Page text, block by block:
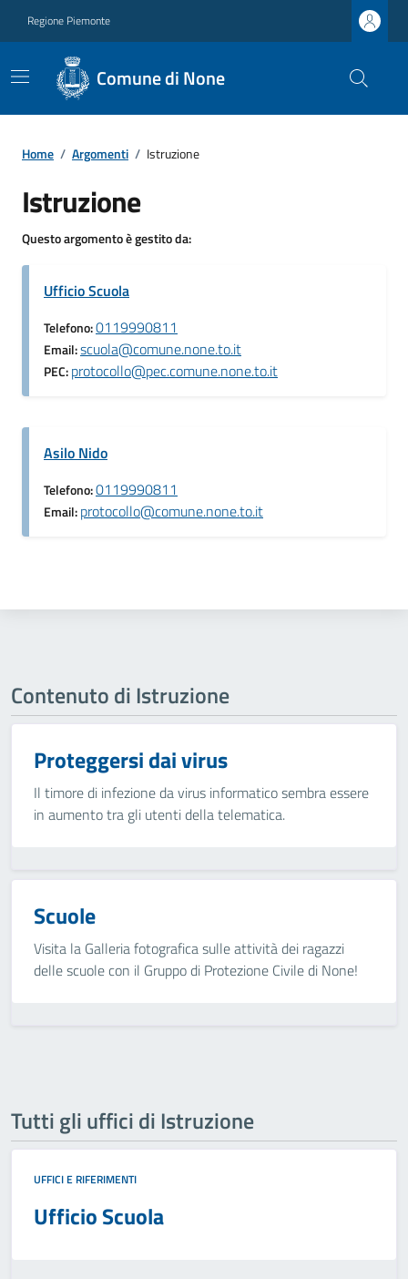
Regione Piemonte
Comune di None
Home / Argomenti / Istruzione
Istruzione
Questo argomento è gestito da:
Ufficio Scuola
Telefono:0119990811
Email:scuola@comune.none.to.it
PEC:protocollo@pec.comune.none.to.it
Asilo Nido
Telefono:0119990811
Email:protocollo@comune.none.to.it
Contenuto di Istruzione
Proteggersi dai virus
Il timore di infezione da virus informatico sembra essere
in aumento tra gli utenti della telematica.
Scuole
Visita la Galleria fotografica sulle attività dei ragazzi
delle scuole con il Gruppo di Protezione Civile di None!
Tutti gli uffici di Istruzione
UFFICI E RIFERIMENTI
Ufficio Scuola